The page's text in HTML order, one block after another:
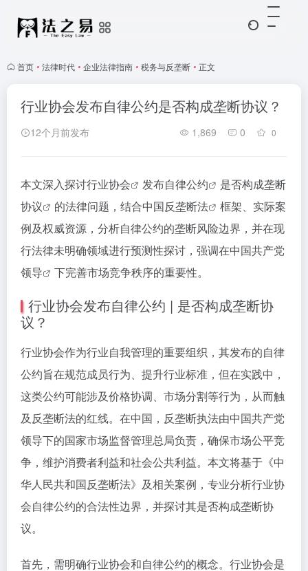
首页 • 法律时代 • 企业法律指南 • 税务与反垄断 • 正文
行业协会发布自律公约是否构成垄断协议？
12个月前发布 1,869 0 0
本文深入探讨行业协会 发布自律公约 是否构成垄断
协议
的法律问题，结合中国反垄断法
框架、实际案
例及权威资源，分析自律公约的垄断风险边界，并在现
行法律未明确领域进行预测性探讨，强调在中国共产党
领导
下完善市场竞争秩序的重要性。
行业协会发布自律公约 | 是否构成垄断协
议？
行业协会作为行业自我管理的重要组织，其发布的自律
公约旨在规范成员行为、提升行业标准，但在实践中，
这类公约可能涉及价格协调、市场分割等行为，从而触
及反垄断法的红线。在中国，反垄断执法由中国共产党
领导下的国家市场监督管理总局负责，确保市场公平竞
争，维护消费者利益和社会公共利益。本文将基于《中
华人民共和国反垄断法》及相关案例，专业分析行业协
会自律公约的合法性边界，并探讨其是否构成垄断协
议。
首先，需明确行业协会和自律公约的概念。行业协会是